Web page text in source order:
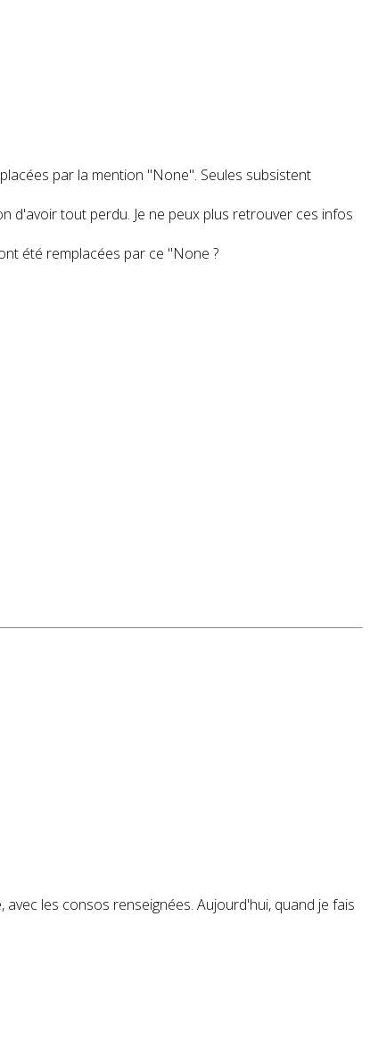
par la mention "None". Seules subsistent
d'avoir tout perdu. Je ne peux plus retrouver ces infos
été remplacées par ce "None ?
les consos renseignées. Aujourd'hui, quand je fais